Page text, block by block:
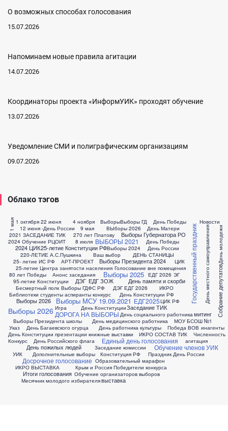
О возможных способах голосования
15.07.2026
Напоминаем новые правила агитации
14.07.2026
Координаторы проекта «ИнформУИК» проходят обучение
13.07.2026
Уведомление СМИ и полиграфическим организациям
09.07.2026
Облако тэгов
1 мая 1 октября
12 июня -День России
2021 ЗАСЕДАНИЕ ТИК
2024 Обучение РЦОИТ
2024 ЦИК
22 июня
220-ЛЕТИЕ А.С.Пушкина
25- летие ИС РФ
25-летие Конституции РФ
25-летие Центра занятости населения
270 лет Платову
4 ноября
8 июля
80 лет Победы
9 мая
95-летие Конституции
АРТ-ПРОЕКТ
Анонс заседания
Бесмертный полк
Библиотеки студенты аспиранты конкурс
ВЫБОРЫ 2021
ВЫборы 2026
Ваш выбор
Выборы
Выборы 2026
Выборы ГДФС РФ
Выборы Президента 2024
Выборы 2024
Выборы 2025
Выборы 2026
Выборы ГД
Выборы Губернатора РО
Выборы МСУ 19.09.2021
Выборы Президента школы
Голосование вне помещения Государственный праздник
ДЕНЬ СТАНИЦЫ
ДОРОГА НА ВЫБОРЫ
ДЭГ
ДЭГ ЕДГ 2026
День Победы
День Багаевского огурца
День Конституции
День Конституции РФ
День Конституции презентации книжные выставки
День Матери
День Победы
День России
День Российского флага
День медицинского работника
День местного самоуправления День молодежи
День памяти и скорби
День пожилых людей
День работника культуры
День социального работника
Дополнительные выборы
Досрочное голосование
ЕДГ
ЕДГ 2026
ЕДГ2025
Единый день голосования
ЗОЖ
Заседание ТИК
Заседание комиссии
ИКРО
ИКРО ВЫСТАВКА
ИКРО СОСТАВ ТИК
Игра
Итоги голосования
Конкурс
Конституция РФ
Крым и Россия
МОУ БСОШ №1
Месячник молодого избирателя
Новости
Образовательный марафон
Обучение организаторов выборов
Обучение членов УИК
Победа ВОВ
Победители конкурса
Праздник День России
Собрание депутатов
УИК
Указ
ЦИК
ЦИК РФ
Численность
ЭГ
агитация
выставка
инагенты
митинг